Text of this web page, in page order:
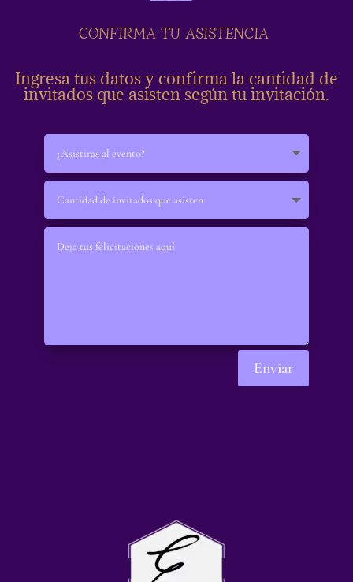
invitados que asisten según tu invitación.
Enviar